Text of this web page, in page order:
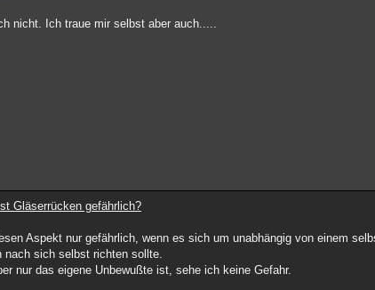
nicht. Ich traue mir selbst aber auch.....
Gläserrücken gefährlich?
Aspekt nur gefährlich, wenn es sich um unabhängig von einem
nach sich selbst richten sollte.
nur das eigene Unbewußte ist, sehe ich keine Gefahr.